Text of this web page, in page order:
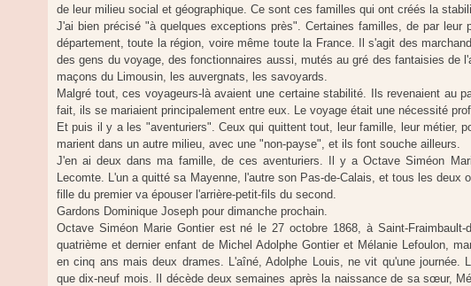
de leur milieu social et géographique. Ce sont ces familles qui ont créés la
J'ai bien précisé "à quelques exceptions près". Certaines familles, de par leur
département, toute la région, voire même toute la France. Il s'agit des
des gens du voyage, des fonctionnaires aussi, mutés au gré des fantaisies de
maçons du Limousin, les auvergnats, les savoyards.
Malgré tout, ces voyageurs-là avaient une certaine stabilité. Ils revenaient au
fait, ils se mariaient principalement entre eux. Le voyage était une nécessité
Et puis il y a les "aventuriers". Ceux qui quittent tout, leur famille, leur métier,
marient dans un autre milieu, avec une "non-payse", et ils font souche ailleurs.
J'en ai deux dans ma famille, de ces aventuriers. Il y a Octave Siméon
Lecomte. L'un a quitté sa Mayenne, l'autre son Pas-de-Calais, et tous les deux
fille du premier va épouser l'arrière-petit-fils du second.
Gardons Dominique Joseph pour dimanche prochain.
Octave Siméon Marie Gontier est né le 27 octobre 1868, à Saint-
quatrième et dernier enfant de Michel Adolphe Gontier et Mélanie Lefoulon,
en cinq ans mais deux drames. L'aîné, Adolphe Louis, ne vit qu'une journée.
que dix-neuf mois. Il décède deux semaines après la naissance de sa sœur,